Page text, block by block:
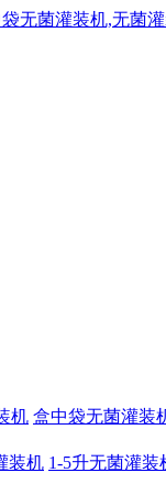
机 盒中袋无菌灌装
装机 1-5升无菌灌装